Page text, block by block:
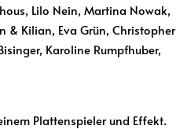
Lilo Nein, Martina Nowak,
& Kilian, Eva Grün, Christopher
Karoline Rumpfhuber,
Plattenspieler und Effekt.